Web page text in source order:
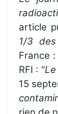
article
1/3
France :
RFI :
15